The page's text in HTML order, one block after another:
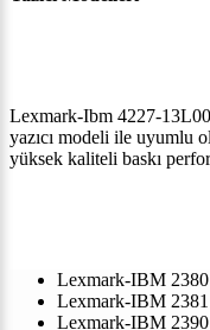
Lexmark-Ibm 4227-
yazıcı modeli ile uyumlu
yüksek kaliteli baskı
Lexmark-IBM 2380
Lexmark-IBM 2381
Lexmark-IBM 2390